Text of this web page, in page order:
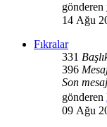
gönderen
14 Ağu
Fıkralar
331
396
Son mesaj
gönderen
09 Ağu